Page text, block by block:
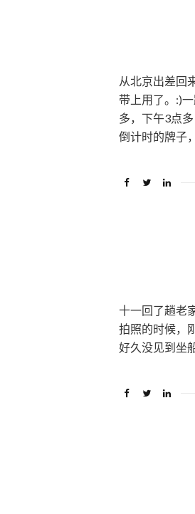
从北京出差回
带上用了。:)
多，下午3点
倒计时的牌子
十一回了趟老
拍照的时候，
好久没见到坐